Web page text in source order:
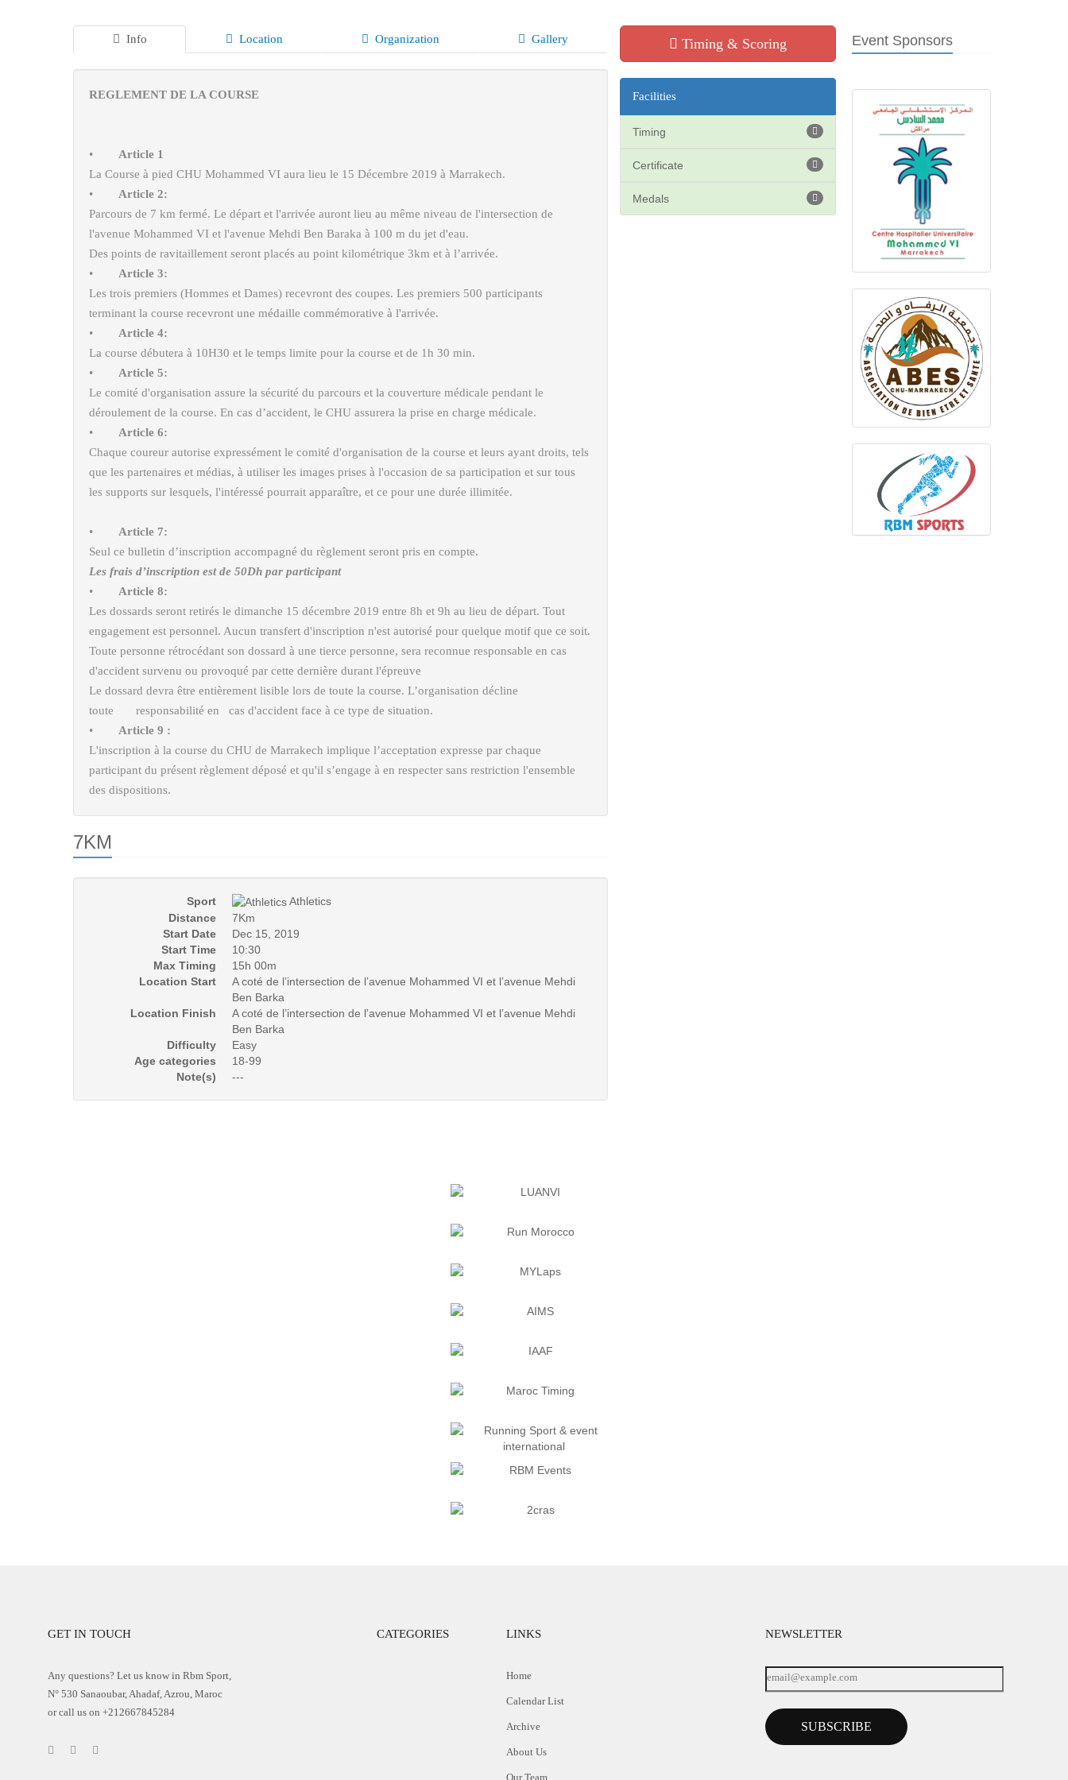
Info Location Organization Gallery
REGLEMENT DE LA COURSE
• Article 1
La Course à pied CHU Mohammed VI aura lieu le 15 Décembre 2019 à Marrakech.
• Article 2:
Parcours de 7 km fermé. Le départ et l'arrivée auront lieu au même niveau de l'intersection de
l'avenue Mohammed VI et l'avenue Mehdi Ben Baraka à 100 m du jet d'eau.
Des points de ravitaillement seront placés au point kilométrique 3km et à l’arrivée.
• Article 3:
Les trois premiers (Hommes et Dames) recevront des coupes. Les premiers 500 participants
terminant la course recevront une médaille commémorative à l'arrivée.
• Article 4:
La course débutera à 10H30 et le temps limite pour la course et de 1h 30 min.
• Article 5:
Le comité d'organisation assure la sécurité du parcours et la couverture médicale pendant le
déroulement de la course. En cas d’accident, le CHU assurera la prise en charge médicale.
• Article 6:
Chaque coureur autorise expressément le comité d'organisation de la course et leurs ayant droits, tels
que les partenaires et médias, à utiliser les images prises à l'occasion de sa participation et sur tous
les supports sur lesquels, l'intéressé pourrait apparaître, et ce pour une durée illimitée.
• Article 7:
Seul ce bulletin d’inscription accompagné du règlement seront pris en compte.
Les frais d’inscription est de 50Dh par participant
• Article 8:
Les dossards seront retirés le dimanche 15 décembre 2019 entre 8h et 9h au lieu de départ. Tout
engagement est personnel. Aucun transfert d'inscription n'est autorisé pour quelque motif que ce soit.
Toute personne rétrocédant son dossard à une tierce personne, sera reconnue responsable en cas
d'accident survenu ou provoqué par cette dernière durant l'épreuve
Le dossard devra être entièrement lisible lors de toute la course. L’organisation décline
toute responsabilité en cas d'accident face à ce type de situation.
• Article 9 :
L'inscription à la course du CHU de Marrakech implique l’acceptation expresse par chaque
participant du présent règlement déposé et qu'il s’engage à en respecter sans restriction l'ensemble
des dispositions.
7KM
Sport
Athletics
Distance
7Km
Start Date
Dec 15, 2019
Start Time
10:30
Max Timing
15h 00m
Location Start
A coté de l’intersection de l’avenue Mohammed VI et l’avenue Mehdi
Ben Barka
Location Finish
A coté de l’intersection de l’avenue Mohammed VI et l’avenue Mehdi
Ben Barka
Difficulty
Easy
Age categories
18-99
Note(s)
---
Timing & Scoring
Facilities
Timing
Certificate
Medals
Event Sponsors
GET IN TOUCH
Any questions? Let us know in Rbm Sport,
N° 530 Sanaoubar, Ahadaf, Azrou, Maroc
or call us on +212667845284
CATEGORIES LINKS
Home
Calendar List
Archive
About Us
Our Team
NEWSLETTER
SUBSCRIBE